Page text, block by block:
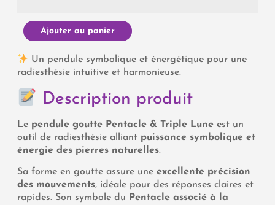
Ajouter au panier
Un pendule symbolique et énergétique pour une
radiesthésie intuitive et harmonieuse.
Description produit
Le pendule goutte Pentacle & Triple Lune est un
outil de radiesthésie alliant puissance symbolique et
énergie des pierres naturelles.
Sa forme en goutte assure une excellente précision
des mouvements, idéale pour des réponses claires et
rapides. Son symbole du Pentacle associé à la